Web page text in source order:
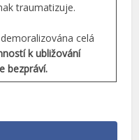
traumatizuje.
celá
k ubližování
bezpráví.